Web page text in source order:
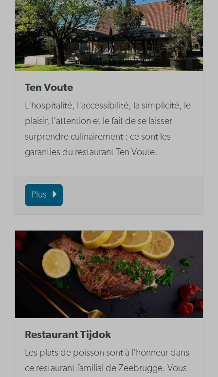
Ten Voute
L'hospitalité, l'accessibilité, la simplicité, le
plaisir, l'attention et le fait de se laisser
surprendre culinairement : ce sont les
garanties du restaurant Ten Voute.
Plus
Restaurant Tijdok
Les plats de poisson sont à l'honneur dans
ce restaurant familial de Zeebrugge. Vous